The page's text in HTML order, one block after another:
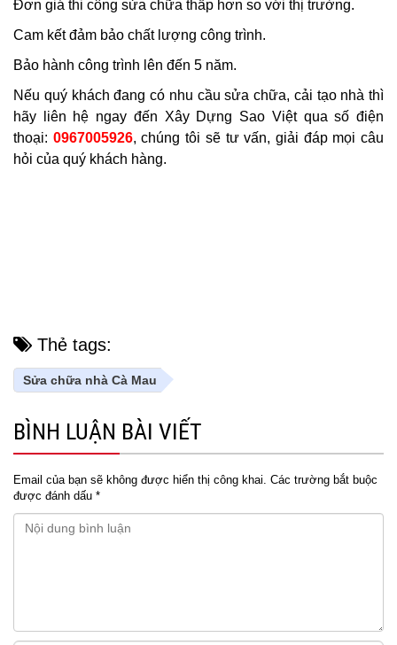
Đơn giá thi công sửa chữa thấp hơn so với thị trường.
Cam kết đảm bảo chất lượng công trình.
Bảo hành công trình lên đến 5 năm.
Nếu quý khách đang có nhu cầu sửa chữa, cải tạo nhà thì
hãy liên hệ ngay đến Xây Dựng Sao Việt qua số điện
thoại: 0967005926, chúng tôi sẽ tư vấn, giải đáp mọi câu
hỏi của quý khách hàng.
Thẻ tags:
Sửa chữa nhà Cà Mau
BÌNH LUẬN BÀI VIẾT
Email của bạn sẽ không được hiển thị công khai. Các trường bắt buộc
được đánh dấu *